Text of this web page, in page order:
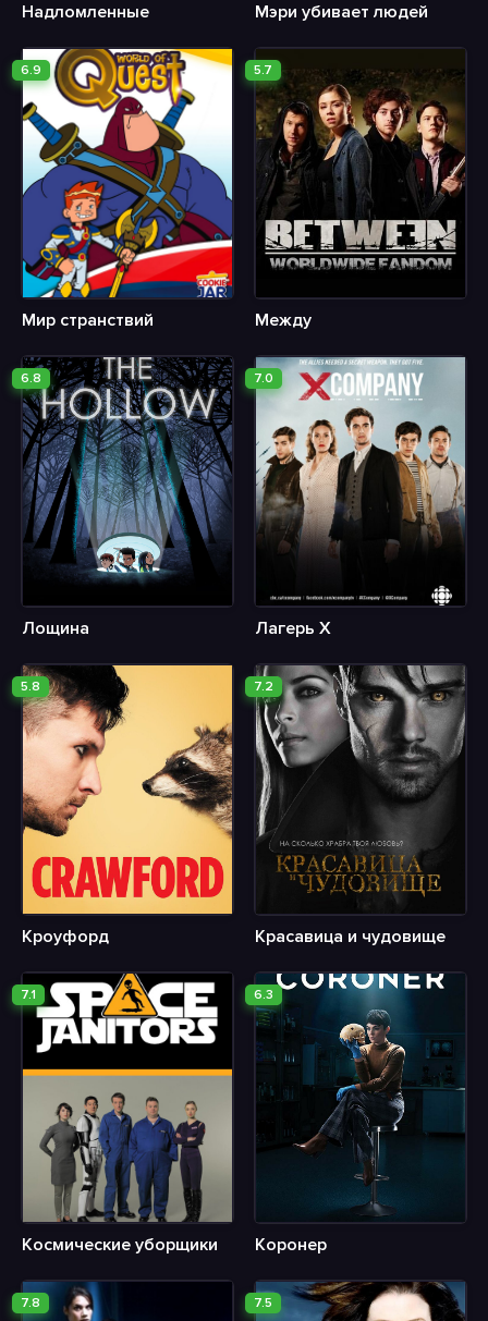
Надломленные Мэри убивает людей
6.9
Мир странствий
5.7
Между
6.8
Лощина
7.0
Лагерь Х
5.8
Кроуфорд
7.2
Красавица и чудовище
7.1
Космические уборщики
6.3
Коронер
7.8 7.5